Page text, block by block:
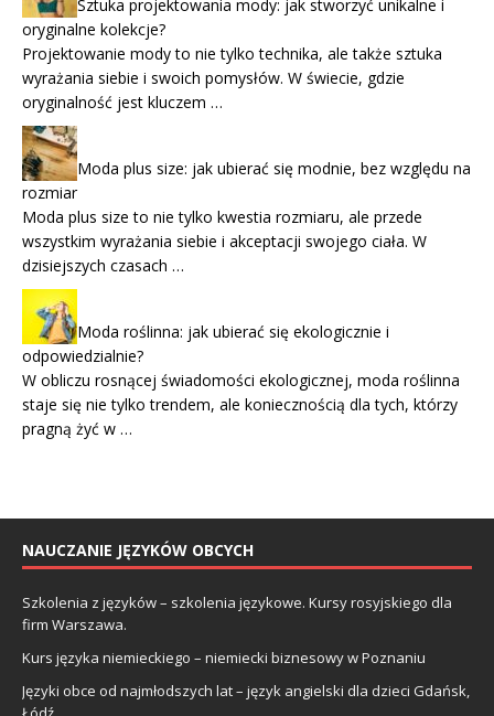
Sztuka projektowania mody: jak stworzyć unikalne i
oryginalne kolekcje?
Projektowanie mody to nie tylko technika, ale także sztuka
wyrażania siebie i swoich pomysłów. W świecie, gdzie
oryginalność jest kluczem …
Moda plus size: jak ubierać się modnie, bez względu na
rozmiar
Moda plus size to nie tylko kwestia rozmiaru, ale przede
wszystkim wyrażania siebie i akceptacji swojego ciała. W
dzisiejszych czasach …
Moda roślinna: jak ubierać się ekologicznie i
odpowiedzialnie?
W obliczu rosnącej świadomości ekologicznej, moda roślinna
staje się nie tylko trendem, ale koniecznością dla tych, którzy
pragną żyć w …
NAUCZANIE JĘZYKÓW OBCYCH
Szkolenia z języków – szkolenia językowe. Kursy rosyjskiego dla
firm Warszawa.
Kurs języka niemieckiego – niemiecki biznesowy w Poznaniu
Języki obce od najmłodszych lat – język angielski dla dzieci Gdańsk,